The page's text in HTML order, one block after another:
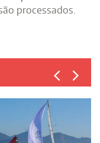
processados